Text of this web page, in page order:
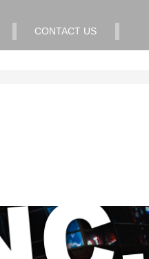
CONTACT US